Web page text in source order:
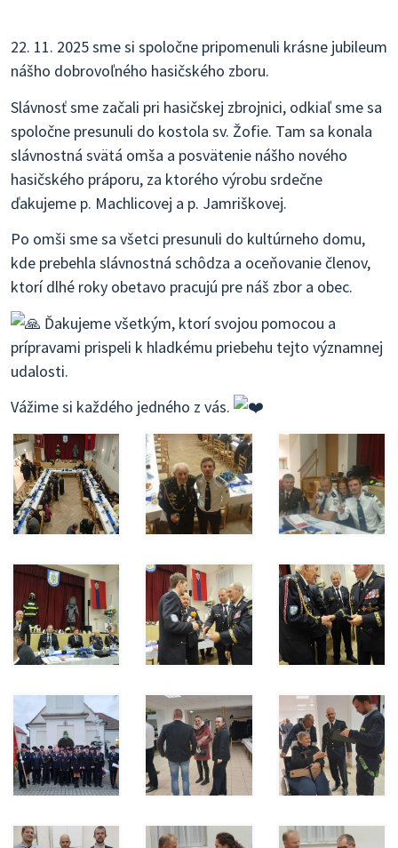
22. 11. 2025 sme si spoločne pripomenuli krásne jubileum
nášho dobrovoľného hasičského zboru.
Slávnosť sme začali pri hasičskej zbrojnici, odkiaľ sme sa
spoločne presunuli do kostola sv. Žofie. Tam sa konala
slávnostná svätá omša a posvätenie nášho nového
hasičského práporu, za ktorého výrobu srdečne
ďakujeme p. Machlicovej a p. Jamriškovej.
Po omši sme sa všetci presunuli do kultúrneho domu,
kde prebehla slávnostná schôdza a oceňovanie členov,
ktorí dlhé roky obetavo pracujú pre náš zbor a obec.
Ďakujeme všetkým, ktorí svojou pomocou a
prípravami prispeli k hladkému priebehu tejto významnej
udalosti.
Vážime si každého jedného z vás.